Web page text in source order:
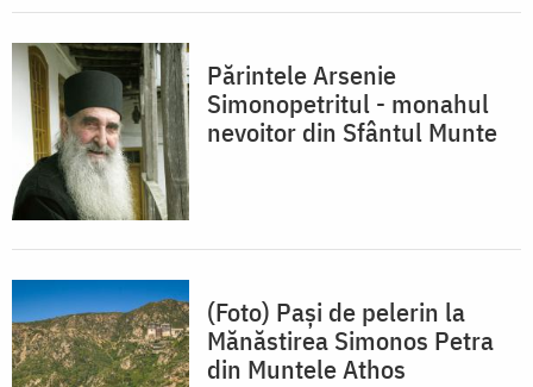
Părintele Arsenie
Simonopetritul - monahul
nevoitor din Sfântul Munte
(Foto) Pași de pelerin la
Mănăstirea Simonos Petra
din Muntele Athos